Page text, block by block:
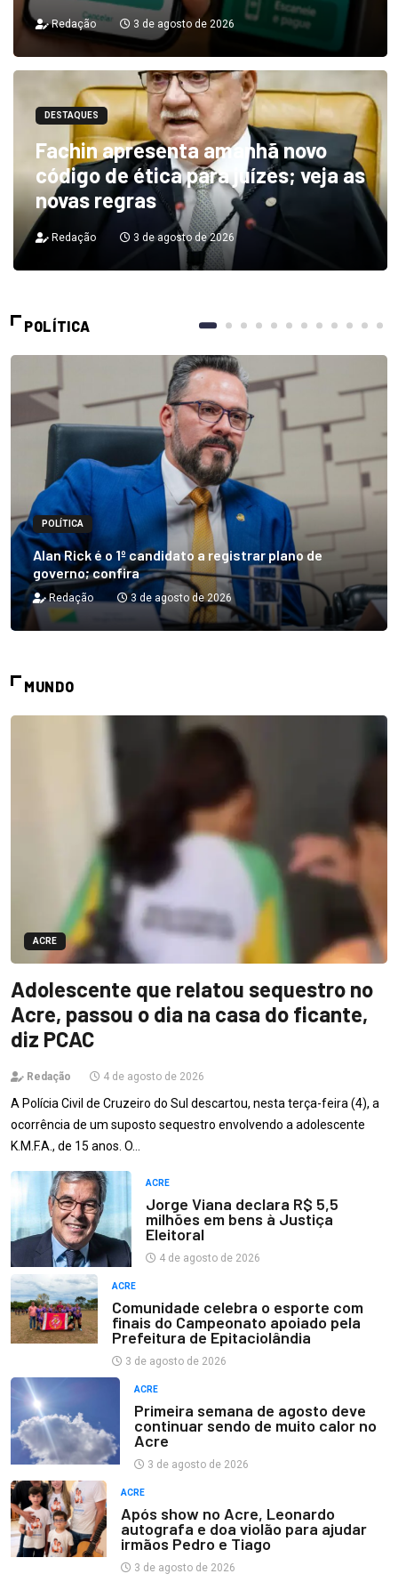
Redação 3 de agosto de 2026
DESTAQUES
Fachin apresenta amanhã novo
código de ética para juízes; veja as
novas regras
Redação 3 de agosto de 2026
POLÍTICA
POLÍTICA
Alan Rick é o 1º candidato a registrar plano de
governo; confira
Redação 3 de agosto de 2026
MUNDO
ACRE
Adolescente que relatou sequestro no
Acre, passou o dia na casa do ficante,
diz PCAC
Redação 4 de agosto de 2026
A Polícia Civil de Cruzeiro do Sul descartou, nesta terça-feira (4), a
ocorrência de um suposto sequestro envolvendo a adolescente
K.M.F.A., de 15 anos. O…
ACRE
Jorge Viana declara R$ 5,5
milhões em bens à Justiça
Eleitoral
4 de agosto de 2026
ACRE
Comunidade celebra o esporte com
finais do Campeonato apoiado pela
Prefeitura de Epitaciolândia
3 de agosto de 2026
ACRE
Primeira semana de agosto deve
continuar sendo de muito calor no
Acre
3 de agosto de 2026
ACRE
Após show no Acre, Leonardo
autografa e doa violão para ajudar
irmãos Pedro e Tiago
3 de agosto de 2026